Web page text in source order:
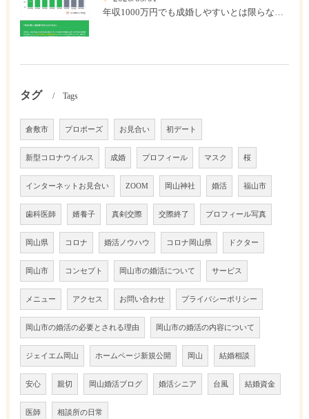
タグ Tags
倉敷市 プロポーズ お見合い 初デート
新型コロナウイルス 成婚 プロフィール マスク 桜
インターネットお見合い ZOOM 岡山神社 婚活 福山市
歯科医師 婿養子 真剣交際 交際終了 プロフィール写真
岡山県 コロナ 婚活ノウハウ コロナ岡山県 ドクター
岡山市 コンセプト 岡山市の婚活について サービス
メニュー アクセス お問い合わせ プライバシーポリシー
岡山市の婚活の必要とされる理由 岡山市の婚活の内容について
ジェイエム岡山 ホームページ新規公開 岡山 結婚相談
安心 親切 岡山婚活ブログ 婚活シニア 台風 結婚資金
医師 相談所の日常